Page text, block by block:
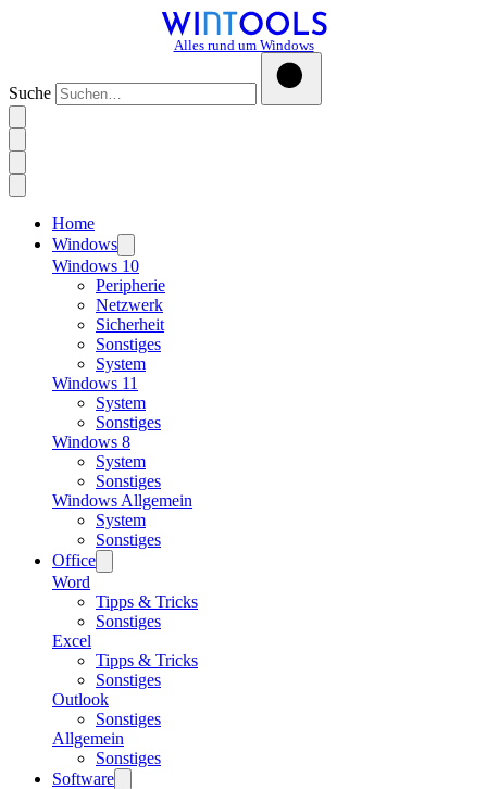
Alles rund um Windows
Suche
Home
Windows
Windows 10
Peripherie
Netzwerk
Sicherheit
Sonstiges
System
Windows 11
System
Sonstiges
Windows 8
System
Sonstiges
Windows Allgemein
System
Sonstiges
Office
Word
Tipps & Tricks
Sonstiges
Excel
Tipps & Tricks
Sonstiges
Outlook
Sonstiges
Allgemein
Sonstiges
Software